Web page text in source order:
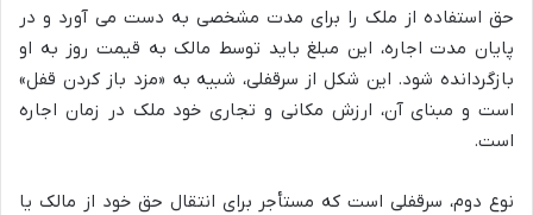
حق استفاده از ملک را برای مدت مشخصی به دست می آورد و در
پایان مدت اجاره، این مبلغ باید توسط مالک به قیمت روز به او
بازگردانده شود. این شکل از سرقفلی، شبیه به «مزد باز کردن قفل»
است و مبنای آن، ارزش مکانی و تجاری خود ملک در زمان اجاره
است.
نوع دوم، سرقفلی است که مستأجر برای انتقال حق خود از مالک یا